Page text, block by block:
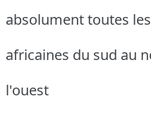
absolument toutes
africaines du sud au
l'ouest